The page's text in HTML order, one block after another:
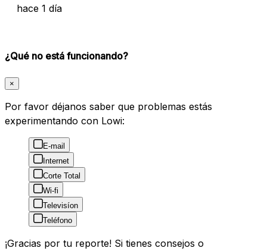
hace 1 día
¿Qué no está funcionando?
×
Por favor déjanos saber que problemas estás
experimentando con Lowi:
E-mail
Internet
Corte Total
Wi-fi
Televisíon
Teléfono
¡Gracias por tu reporte! Si tienes consejos o